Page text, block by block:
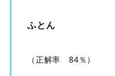
ふとん
（正解率 84％）